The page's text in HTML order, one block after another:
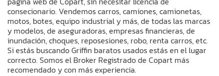
consecionario. Vendemos carros, camiones, camionetas,
motos, botes, equipo industrial y más, de todas las marcas
y modelos, de aseguradoras, empresas financieras, de
inundación, choques, reposesiones, robo, renta carros, etc.
Si estás buscando Griffin baratos usados estás en el lugar
correcto. Somos el Broker Registrado de Copart más
recomendado y con más experiencia.